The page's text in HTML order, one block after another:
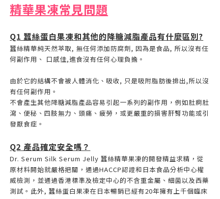
精華果凍常見問題
Q1 蠶絲蛋白果凍和其他的降糖減脂產品有什麼區別?
蠶絲精華純天然萃取, 無任何添加防腐劑, 因為是食品, 所以沒有任
何副作用、 口感佳,進食沒有任何心理負擔。
由於它的結構不會被人體消化、吸收, 只是吸附脂肪後排出,所以沒
有任何副作用。
不會產生其他降糖減脂產品容易引起一系列的副作用，例如肚痾肚
瀉、便秘、四肢無力、頭痛、疲勞，或更嚴重的損害肝腎功能或引
發厭食症。
Q2 產品確定安全嗎？
Dr. Serum Silk Serum Jelly 蠶絲精華果凍的開發精益求精，從
原材料開始就嚴格把關，通過HACCP認證和日本食品分析中心權
威檢測，並通過香港標準及檢定中心的不含重金屬、細菌以及西藥
測試。此外, 蠶絲蛋白果凍在日本暢銷已經有20年擁有上千個臨床